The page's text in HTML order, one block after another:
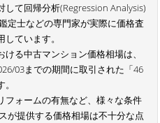
て回帰分析(Regression Analysis)
定士などの専門家が実際に価格査
ています。
る中古マンション価格相場は、
03までの期間に取引された「46
フォームの有無など、様々な条件
が提供する価格相場は不十分な点